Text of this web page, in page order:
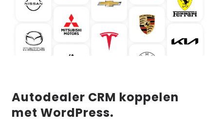
Autodealer CRM koppelen
met WordPress.